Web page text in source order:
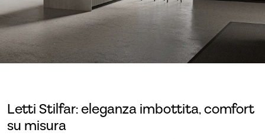
Letti Stilfar: eleganza imbottita, comfort
su misura